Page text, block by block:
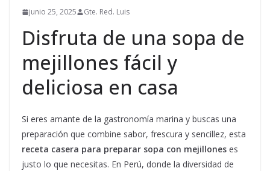
junio 25, 2025 Gte. Red. Luis
Disfruta de una sopa de
mejillones fácil y
deliciosa en casa
Si eres amante de la gastronomía marina y buscas una
preparación que combine sabor, frescura y sencillez, esta
receta casera para preparar sopa con mejillones es
justo lo que necesitas. En Perú, donde la diversidad de